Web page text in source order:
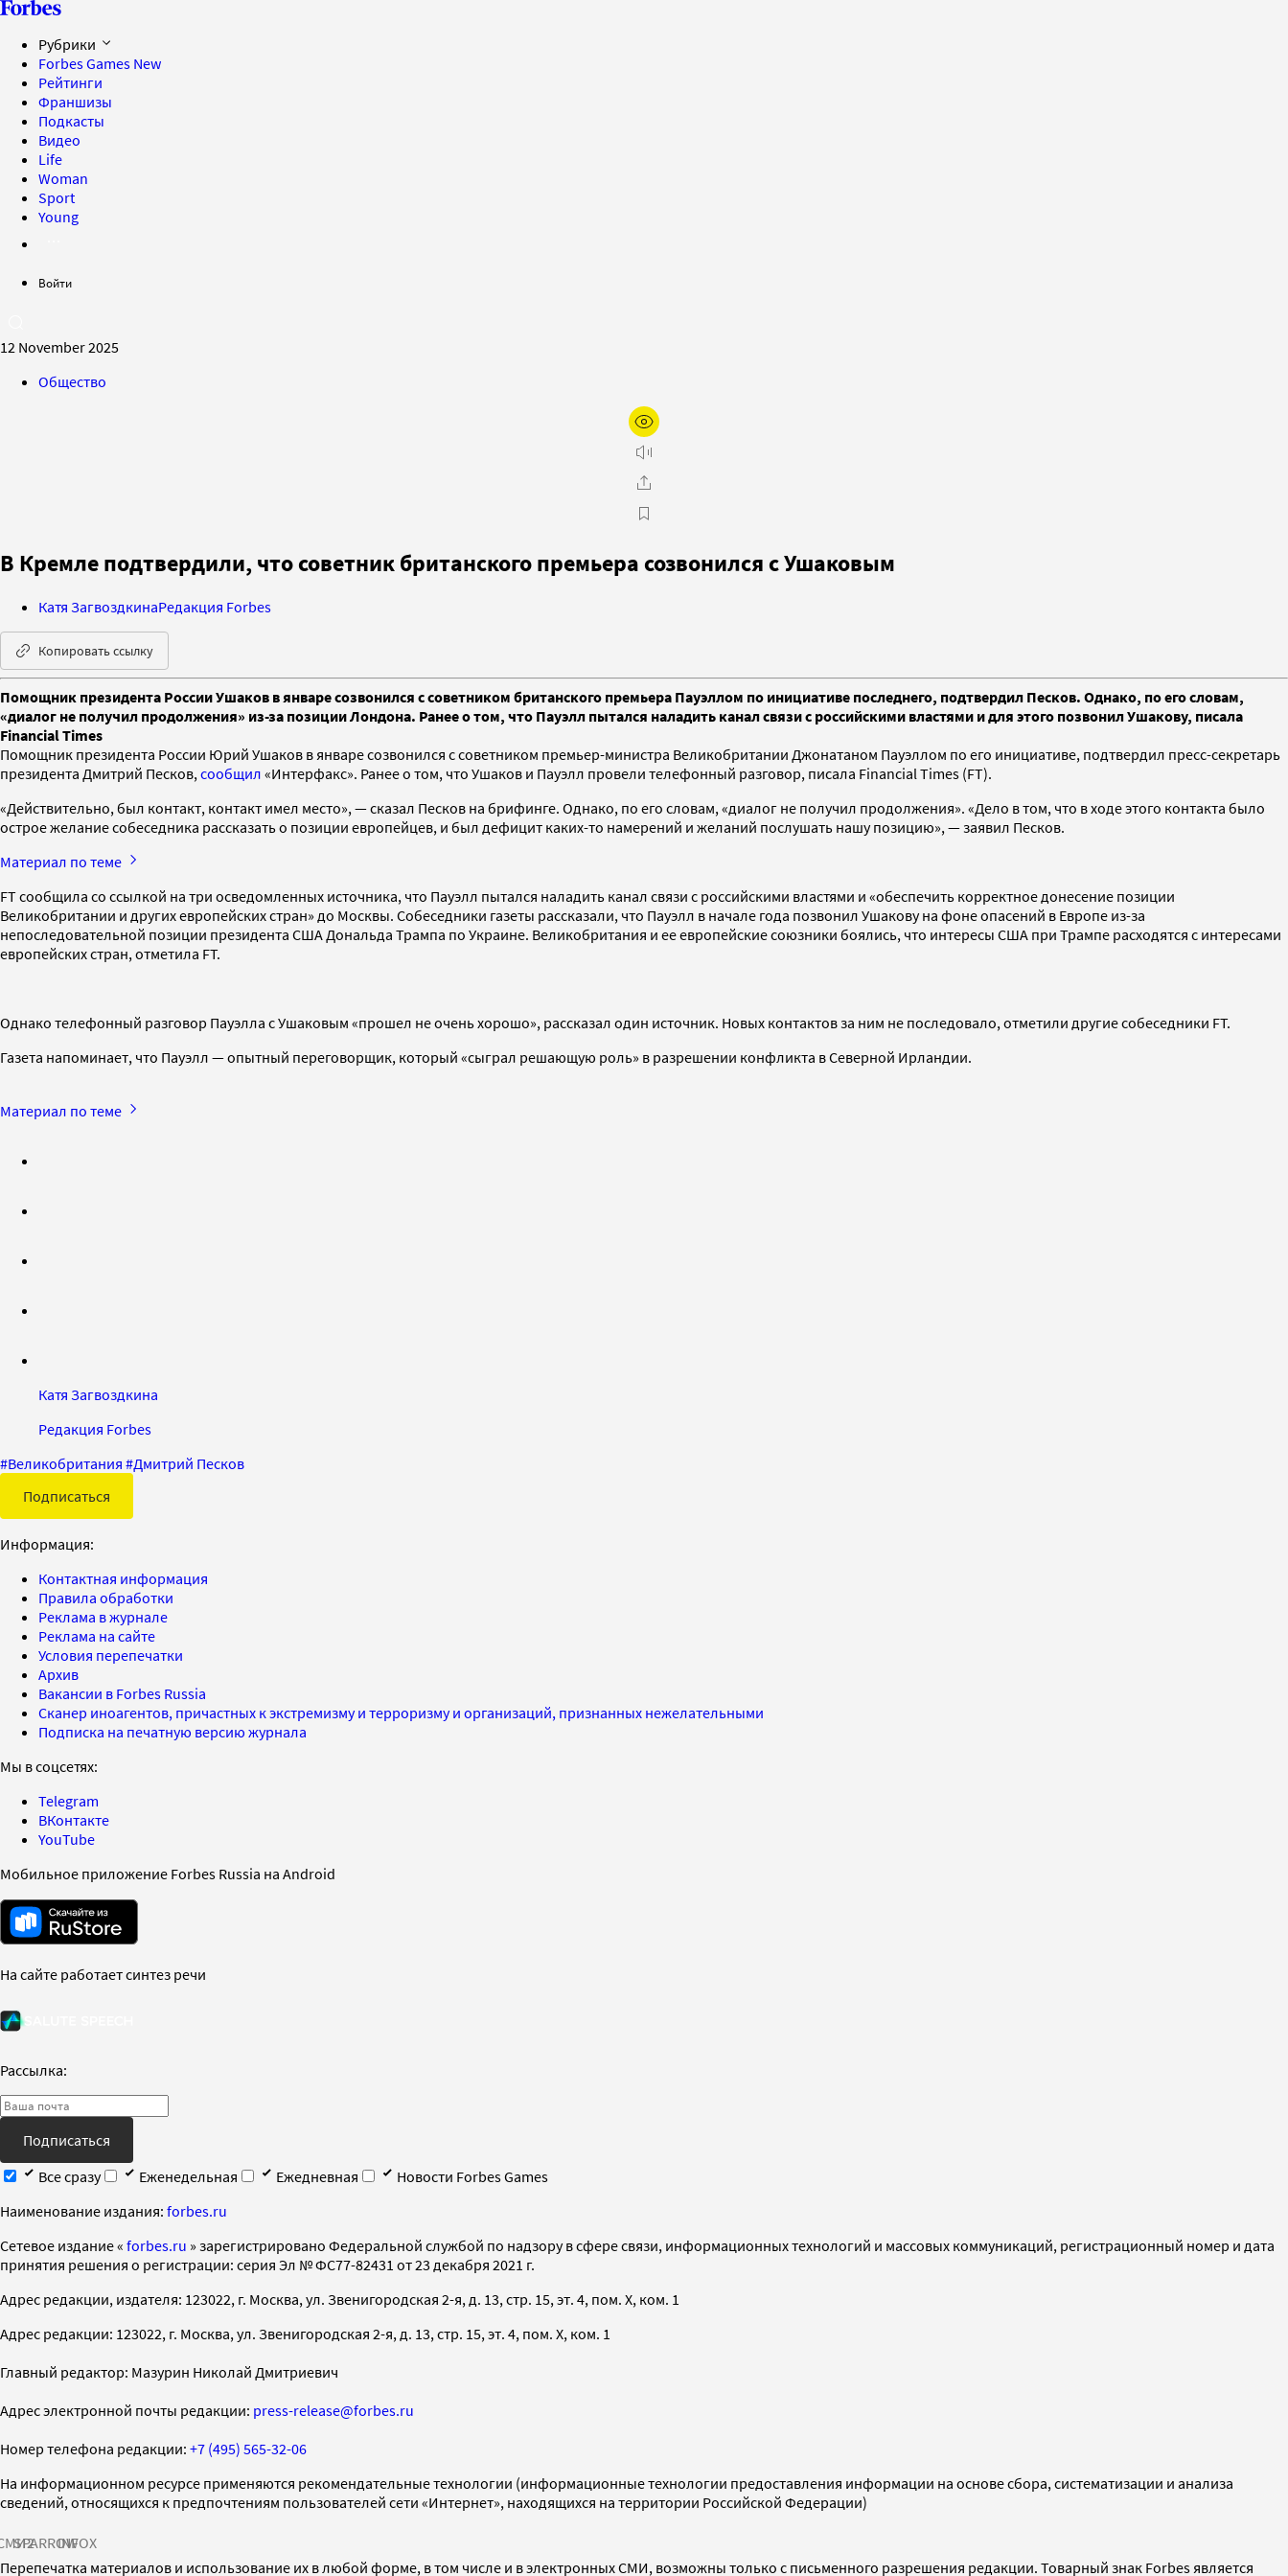
Рубрики
Forbes Games New
Рейтинги
Франшизы
Подкасты
Видео
Life
Woman
Sport
Young
Войти
12 November 2025
Общество
В Кремле подтвердили, что советник британского премьера созвонился с Ушаковым
Катя ЗагвоздкинаРедакция Forbes
Копировать ссылку
Помощник президента России Ушаков в январе созвонился с советником британского премьера Пауэллом по инициативе последнего, подтвердил Песков. Однако, по его словам,
«диалог не получил продолжения» из-за позиции Лондона. Ранее о том, что Пауэлл пытался наладить канал связи с российскими властями и для этого позвонил Ушакову, писала
Financial Times
Помощник президента России Юрий Ушаков в январе созвонился с советником премьер-министра Великобритании Джонатаном Пауэллом по его инициативе, подтвердил пресс-секретарь
президента Дмитрий Песков, сообщил «Интерфакс». Ранее о том, что Ушаков и Пауэлл провели телефонный разговор, писала Financial Times (FT).
«Действительно, был контакт, контакт имел место», — сказал Песков на брифинге. Однако, по его словам, «диалог не получил продолжения». «Дело в том, что в ходе этого контакта было
острое желание собеседника рассказать о позиции европейцев, и был дефицит каких-то намерений и желаний послушать нашу позицию», — заявил Песков.
Материал по теме
FT сообщила со ссылкой на три осведомленных источника, что Пауэлл пытался наладить канал связи с российскими властями и «обеспечить корректное донесение позиции
Великобритании и других европейских стран» до Москвы. Собеседники газеты рассказали, что Пауэлл в начале года позвонил Ушакову на фоне опасений в Европе из-за
непоследовательной позиции президента США Дональда Трампа по Украине. Великобритания и ее европейские союзники боялись, что интересы США при Трампе расходятся с интересами
европейских стран, отметила FT.
Однако телефонный разговор Пауэлла с Ушаковым «прошел не очень хорошо», рассказал один источник. Новых контактов за ним не последовало, отметили другие собеседники FT.
Газета напоминает, что Пауэлл — опытный переговорщик, который «сыграл решающую роль» в разрешении конфликта в Северной Ирландии.
Материал по теме
Катя Загвоздкина
Редакция Forbes
#Великобритания #Дмитрий Песков
Подписаться
Информация:
Контактная информация
Правила обработки
Реклама в журнале
Реклама на сайте
Условия перепечатки
Архив
Вакансии в Forbes Russia
Сканер иноагентов, причастных к экстремизму и терроризму и организаций, признанных нежелательными
Подписка на печатную версию журнала
Мы в соцсетях:
Telegram
ВКонтакте
YouTube
Мобильное приложение Forbes Russia на Android
На сайте работает синтез речи
Рассылка:
Подписаться
Все сразу
Еженедельная Ежедневная
Новости Forbes Games
Наименование издания: forbes.ru
Cетевое издание « forbes.ru » зарегистрировано Федеральной службой по надзору в сфере связи, информационных технологий и массовых коммуникаций, регистрационный номер и дата
принятия решения о регистрации: серия Эл № ФС77-82431 от 23 декабря 2021 г.
Адрес редакции, издателя: 123022, г. Москва, ул. Звенигородская 2-я, д. 13, стр. 15, эт. 4, пом. X, ком. 1
Адрес редакции: 123022, г. Москва, ул. Звенигородская 2-я, д. 13, стр. 15, эт. 4, пом. X, ком. 1
Главный редактор: Мазурин Николай Дмитриевич
Адрес электронной почты редакции: press-release@forbes.ru
Номер телефона редакции: +7 (495) 565-32-06
На информационном ресурсе применяются рекомендательные технологии (информационные технологии предоставления информации на основе сбора, систематизации и анализа
сведений, относящихся к предпочтениям пользователей сети «Интернет», находящихся на территории Российской Федерации)
SPARROWINFOX
Перепечатка материалов и использование их в любой форме, в том числе и в электронных СМИ, возможны только с письменного разрешения редакции. Товарный знак Forbes является